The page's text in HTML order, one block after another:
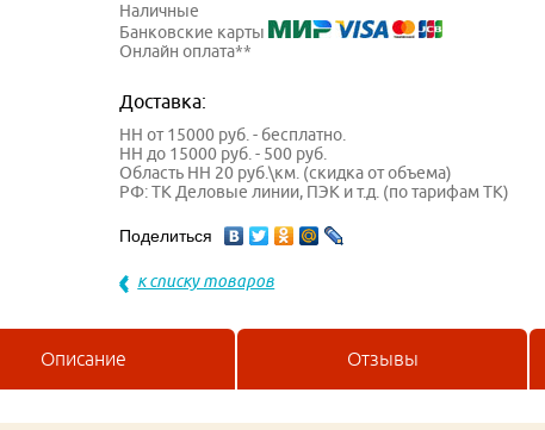
Наличные
Банковские карты
Онлайн оплата**
Доставка:
НН от 15000 руб. - бесплатно.
НН до 15000 руб. - 500 руб.
Область НН 20 руб.\км. (скидка от объема)
РФ: ТК Деловые линии, ПЭК и т.д. (по тарифам ТК)
Поделиться
к списку товаров
Описание Отзывы